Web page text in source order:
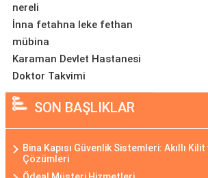
nereli
İnna fetahna leke fethan
mübina
Karaman Devlet Hastanesi
Doktor Takvimi
SON BAŞLIKLAR
Bina Kapısı Güvenlik Sistemleri: Akıllı
Çözümleri